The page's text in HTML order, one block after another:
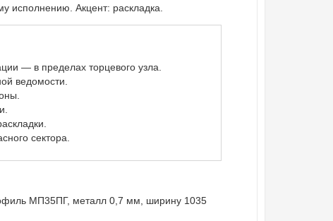
исполнению. Акцент: раскладка.
— в пределах торцевого узла.
ведомости.
сектора.
МП35ПГ, металл 0,7 мм, ширину 1035